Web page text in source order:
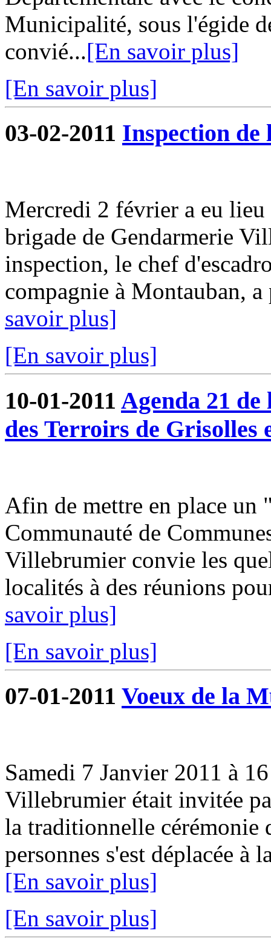
Municipalité, sous l'égide
convié...[En savoir plus]
[En savoir plus]
03-02-2011 Inspection de
Mercredi 2 février a eu
brigade de Gendarmerie
inspection, le chef
compagnie à Montauban,
savoir plus]
[En savoir plus]
10-01-2011 Agenda 21
des Terroirs de
Afin de mettre en place un
Communauté de
Villebrumier convie les
localités à des réunions
savoir plus]
[En savoir plus]
07-01-2011 Voeux de la
Samedi 7 Janvier 2011 à
Villebrumier était invitée
la traditionnelle cérémonie
personnes s'est déplacée à
[En savoir plus]
[En savoir plus]